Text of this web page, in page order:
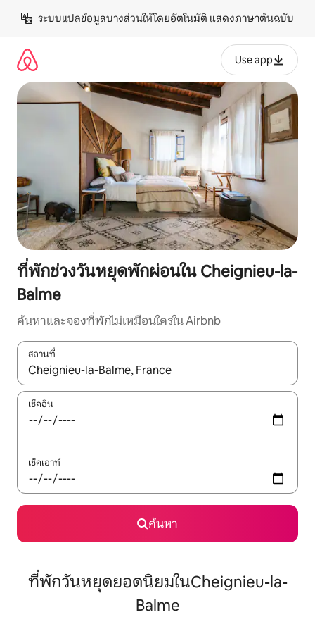
เนื้อหา
ระบบแปลข้อมูลบางส่วนให้โดยอัตโนมัติ แสดงภาษาต้นฉบับ
Use app
ที่พักช่วงวันหยุดพักผ่อนใน Cheignieu-la-
Balme
ค้นหาและจองที่พักไม่เหมือนใครใน Airbnb
สถานที่
ใช้ลูกศรขึ้นลง หรือใช้การสัมผัสหรือปัด เพื่อสำรวจผลการค้นหา
เช็คอิน
เช็คเอาท์
ค้นหา
ที่พักวันหยุดยอดนิยมในCheignieu-la-
Balme